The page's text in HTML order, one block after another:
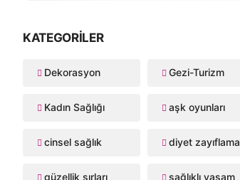
KATEGORILER
Dekorasyon Gezi-Turizm
Kadın Sağlığı aşk oyunları
cinsel sağlık diyet zayıflama
güzellik sırları sağlıklı yaşam